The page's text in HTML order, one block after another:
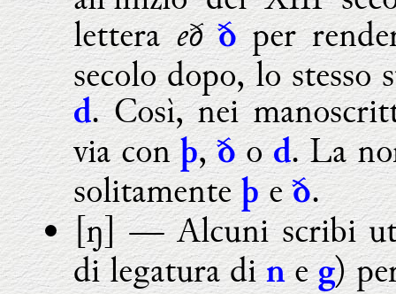
letteraeð ðper
secolo dopo, lo stesso
d. Così, nei
via conþ,ðod. La
solitamente þeð.
[ŋ]—Alcuni scribi
di legatura dineg)